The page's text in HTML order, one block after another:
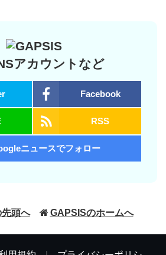
アカウントなど
Facebook
RSS
ニュースでフォロー
頭へ GAPSISのホームへ